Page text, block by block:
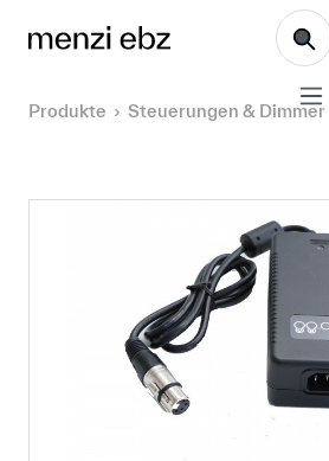
Zum Hauptinhalt springen
Produkte Steuerungen & Dimmer